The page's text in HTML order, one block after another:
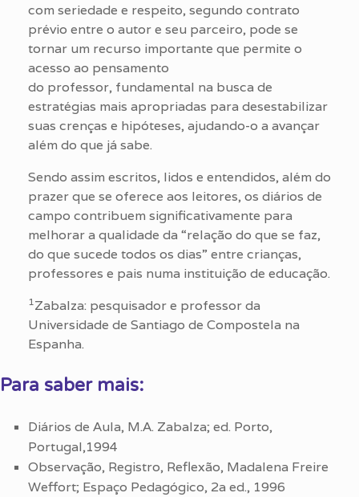
com seriedade e respeito, segundo contrato
prévio entre o autor e seu parceiro, pode se
tornar um recurso importante que permite o
acesso ao pensamento
do professor, fundamental na busca de
estratégias mais apropriadas para desestabilizar
suas crenças e hipóteses, ajudando-o a avançar
além do que já sabe.
Sendo assim escritos, lidos e entendidos, além do
prazer que se oferece aos leitores, os diários de
campo contribuem significativamente para
melhorar a qualidade da “relação do que se faz,
do que sucede todos os dias” entre crianças,
professores e pais numa instituição de educação.
1 Zabalza: pesquisador e professor da
Universidade de Santiago de Compostela na
Espanha.
Para saber mais:
Diários de Aula, M.A. Zabalza; ed. Porto,
Portugal,1994
Observação, Registro, Reflexão, Madalena Freire
Weffort; Espaço Pedagógico, 2a ed., 1996